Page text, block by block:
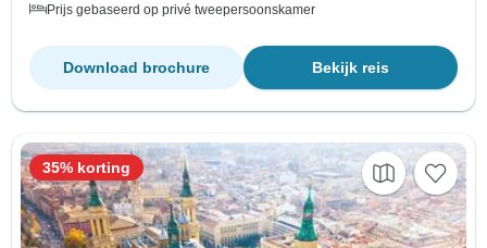
Prijs gebaseerd op privé tweepersoonskamer
Bekijk reis
Download brochure
35% korting